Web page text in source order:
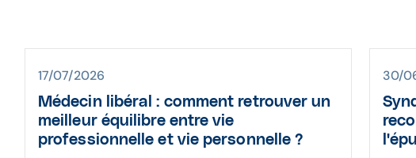
17/07/2026
Médecin libéral : comment retrouver un
meilleur équilibre entre vie
professionnelle et vie personnelle ?
30/